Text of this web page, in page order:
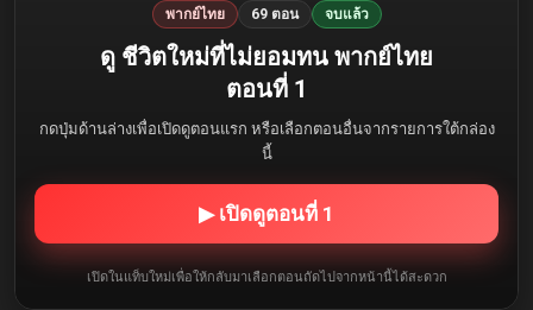
พากย์ไทย 69 ตอน จบแล้ว
ดู ชีวิตใหม่ที่ไม่ยอมทน พากย์ไทย
ตอนที่ 1
กดปุ่มด้านล่างเพื่อเปิดดูตอนแรก หรือเลือกตอนอื่นจากรายการใต้กล่อง
นี้
▶ เปิดดูตอนที่ 1
เปิดในแท็บใหม่เพื่อให้กลับมาเลือกตอนถัดไปจากหน้านี้ได้สะดวก